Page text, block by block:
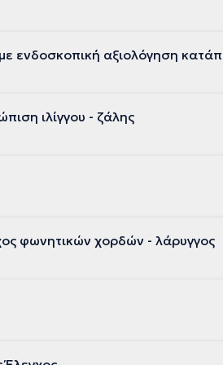
ενδοσκοπική αξιολόγηση
ιλίγγου - ζάλης
φωνητικών χορδών - λάρυγγος